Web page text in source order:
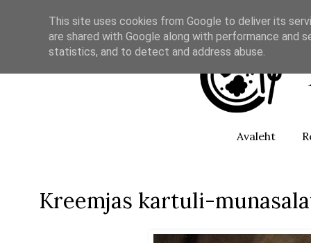
Avaleht
Kreemjas kartuli-
This site uses cookies from Google to deliver its
are shared with Google along with performance and
statistics, and to detect and address abuse.